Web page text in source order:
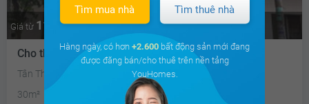
Giá từ 11.9 triệu Thương lượng
Cho thuê nhà mặt phố
Tân Thành, Quận Tân Phú, Tp Hồ Chí Minh
30m²
Tìm mua nhà Tìm thuê nhà
Hàng ngày, có hơn +2.600 bất động sản mới đang
được đăng bán/cho thuê trên nền tảng
YouHomes.